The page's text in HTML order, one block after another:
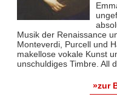
Musik der Renaissance
Monteverdi, Purcell und
makellose vokale Kunst
unschuldiges Timbre. All
»zur